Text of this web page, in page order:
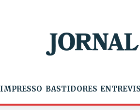
IMPRESSO BASTIDORES